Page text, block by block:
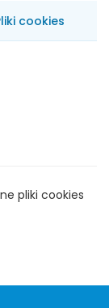
cookies
pliki cookies